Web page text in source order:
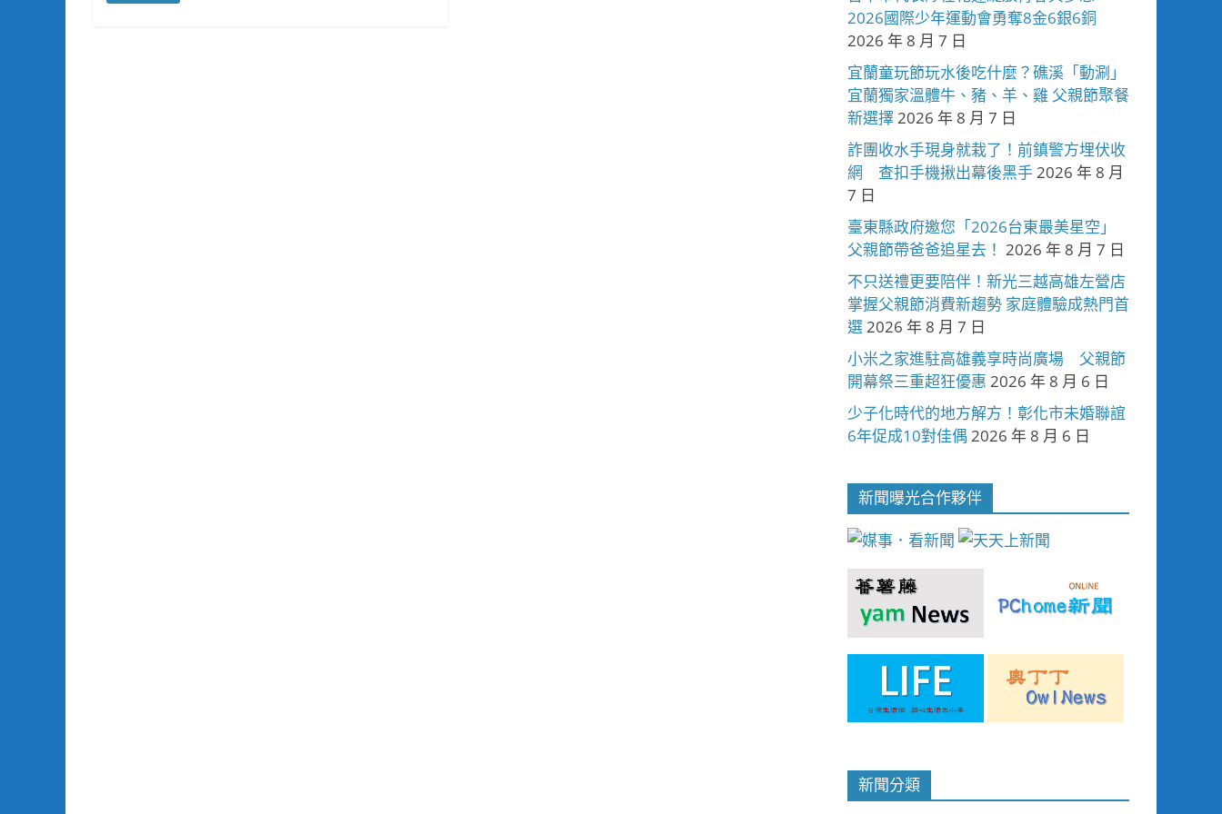
2026國際少年運動會勇奪8金6銀6銅
2026 年 8 月 7 日
宜蘭童玩節玩水後吃什麼？礁溪「動涮」
宜蘭獨家溫體牛、豬、羊、雞 父親節聚餐
新選擇2026 年 8 月 7 日
詐團收水手現身就栽了！前鎮警方埋伏收
網 查扣手機揪出幕後黑手2026 年 8 月
7 日
臺東縣政府邀您「2026台東最美星空」
父親節帶爸爸追星去！ 2026 年 8 月 7 日
不只送禮更要陪伴！新光三越高雄左營店
掌握父親節消費新趨勢 家庭體驗成熱門首
選2026 年 8 月 7 日
小米之家進駐高雄義享時尚廣場 父親節
開幕祭三重超狂優惠 2026 年 8 月 6 日
少子化時代的地方解方！彰化市未婚聯誼
6年促成10對佳偶 2026 年 8 月 6 日
新聞曝光合作夥伴
新聞分類